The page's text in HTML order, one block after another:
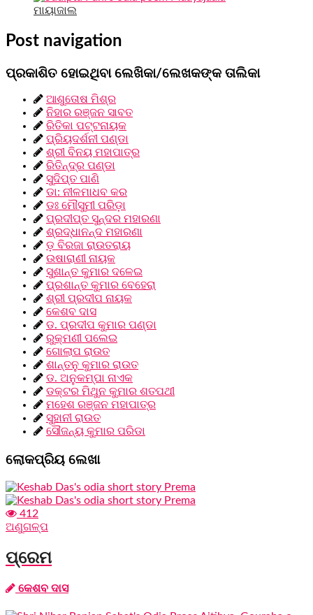
ମାୟାଜାଲ
Post navigation
ପ୍ରକାଶିତ ହୋଇଥିବା ଲେଖିକା/ଲେଖକଙ୍କ ତାଲିକା
ଆଶୁତୋଷ ମିଶ୍ର
ନିହାର ରଞ୍ଜନ ସାବତ
ରିତିକା ପଟ୍ଟନାୟକ
ପ୍ରିୟଦର୍ଶନୀ ପଣ୍ଡା
ଶ୍ରୀ ବିନୟ ମହାପାତ୍ର
ରିତିନ୍ଦ୍ର ପଣ୍ଡା
ସୁଦିପ୍ତ ପାଣି
ଡା: ନୀଳମାଧବ କର
ଡଃ ମୌସୁମୀ ପରିଡ଼ା
ପ୍ରଦୀପ୍ତ ସୁନ୍ଦର ମହାରଣା
ଶ୍ରଦ୍ଧାନନ୍ଦ ମହାରଣା
ଡ଼ ବିରଜା ରାଉତରାୟ
ଉଷାରାଣୀ ନାୟକ
ସୁଶାନ୍ତ କୁମାର ଦଳେଇ
ପ୍ରଶାନ୍ତ କୁମାର ବେହେରା
ଶ୍ରୀ ପ୍ରଦୀପ ନାୟକ
କେଶବ ଦାସ
ଡ. ପ୍ରଦୀପ କୁମାର ପଣ୍ଡା
ରୁକ୍ମଣୀ ପଲେଇ
ଗୋଲାପ ରାଉତ
ଶାନ୍ତନୁ କୁମାର ରାଉତ
ଡ. ଅନୁକମ୍ପା ନାଏକ
ଡକ୍ଟର ମିଥୁନ କୁମାର ଶତପଥୀ
ମହେଶ ରଞ୍ଜନ ମହାପାତ୍ର
ସୁହାନୀ ରାଉତ
ସୌଜନ୍ୟ କୁମାର ପରିଡା
ଲୋକପ୍ରିୟ ଲେଖା
412
ଅଣୁଗଳ୍ପ
ପ୍ରେମ
କେଶବ ଦାସ